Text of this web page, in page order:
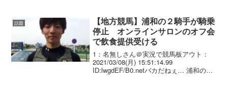
上位1...
話題
【地方競馬】浦和の２騎手が騎乗
停止 オンラインサロンのオフ会
で飲食提供受ける
1：名無しさん＠実況で競馬板アウト：
2021/03/08(月) 15:51:14.99
ID:lwgdEF/B0.netバカだねぇ… 浦和の２